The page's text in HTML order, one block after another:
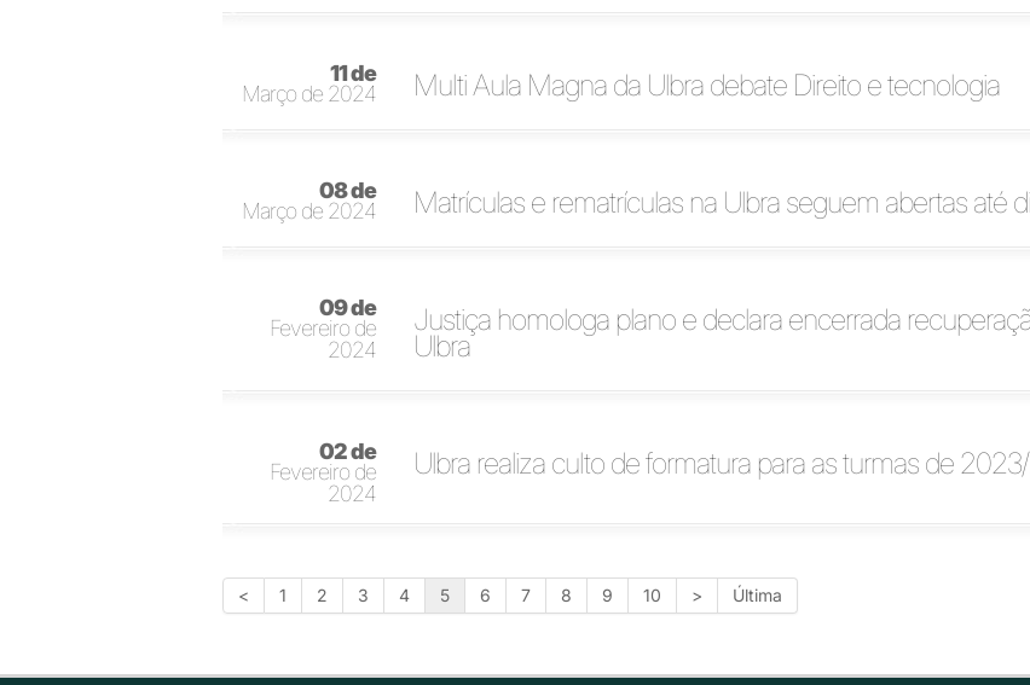
11 de
Março de 2024
Multi Aula Magna da Ulbra debate Direito e tecnologia
08 de
Março de 2024
Matrículas e rematrículas na Ulbra seguem abertas até
09 de
Fevereiro de
2024
Justiça homologa plano e declara encerrada
Ulbra
02 de
Fevereiro de
2024
Ulbra realiza culto de formatura para as turmas de
< 1 2 3 4 5 6 7 8 9 10 > Última